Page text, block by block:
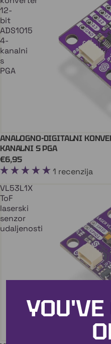
12-
bit
ADS1015
4-
kanalni
s
PGA
QWIIC
Dodaj U Košaricu
ANALOGNO-DIGITALNI
KANALNI S PGA
€6,95
1 recenzija
VL53L1X
ToF
laserski
senzor
udaljenosti
YOU'VE